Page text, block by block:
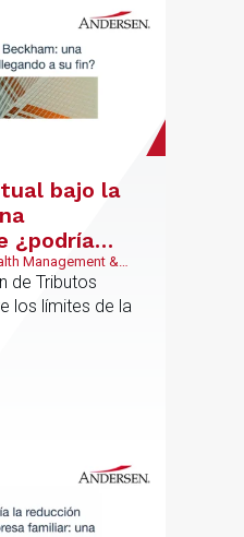
bajo la
¿podría
su fin?
Management &
de Tributos
los límites de la